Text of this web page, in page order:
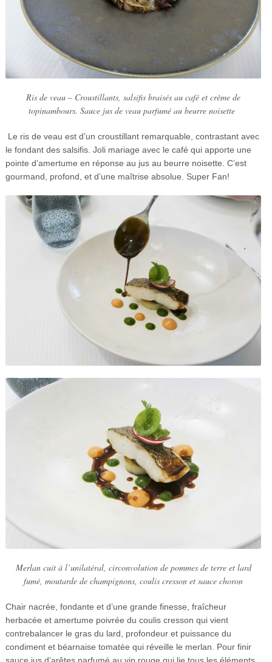
Ris de veau – Croustillants, salsifis braisés au café et crème de
topinambours. Sauce jus de veau parfumé au beurre noisette
Le ris de veau est d’un croustillant remarquable, contrastant avec
le fondant des salsifis. Joli mariage avec le café qui apporte une
pointe d’amertume en réponse au jus au beurre noisette. C’est
gourmand, profond, et d’une maîtrise absolue. Super Fan!
Merlan cuit à l’unilatéral, circonvolution de pommes de terre et lard
fumé, moutarde de champignons, coulis cresson et sauce choron
Chair nacrée, fondante et d’une grande finesse, fraîcheur
herbacée et amertume poivrée du coulis cresson qui vient
contrebalancer le gras du lard, profondeur et puissance du
condiment et béarnaise tomatée qui réveille le merlan. Pour finir